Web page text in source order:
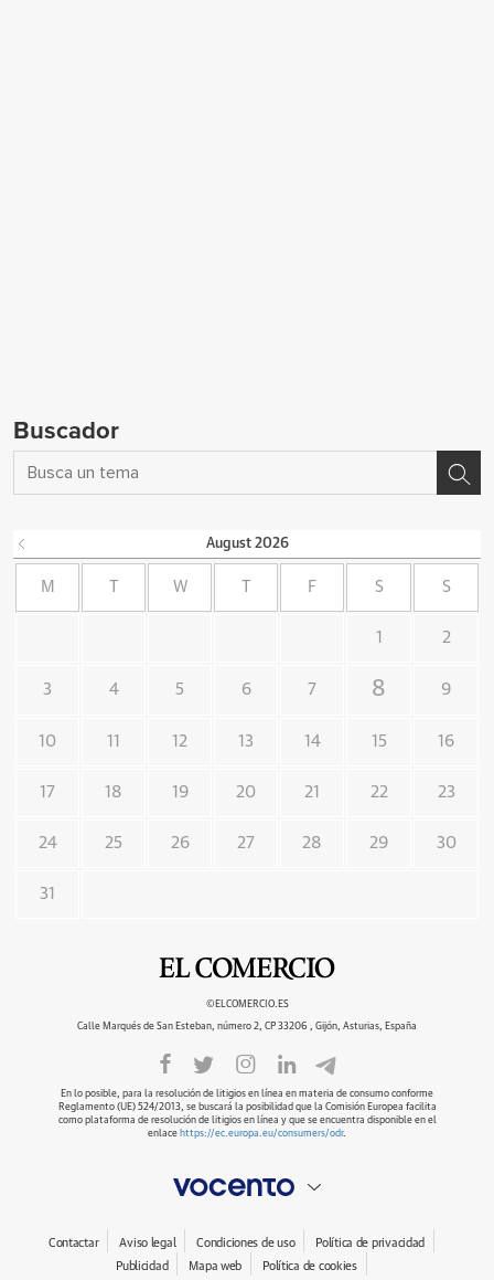
Buscador
August 2026
M W F S S
1 2
3 4 5 6 7 8 9
10 11 12 13 14 15 16
17 18 19 20 21 22 23
24 25 26 27 28 29 30
31
©ELCOMERCIO.ES
Calle Marqués de San Esteban, número 2, CP 33206 , Gijón, Asturias, España
En lo posible, para la resolución de litigios en línea en materia de consumo conforme
Reglamento (UE) 524/2013, se buscará la posibilidad que la Comisión Europea facilita
como plataforma de resolución de litigios en línea y que se encuentra disponible en el
enlace https://ec.europa.eu/consumers/odr.
Contactar Aviso legal Condiciones de uso
Política de privacidad
Publicidad
Mapa web Política de cookies